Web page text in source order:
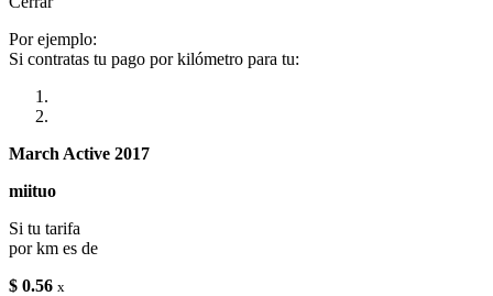
Por ejemplo:
Si contratas tu pago por kilómetro para tu:
March Active 2017
miituo
Si tu tarifa
por km es de
$ 0.56 x